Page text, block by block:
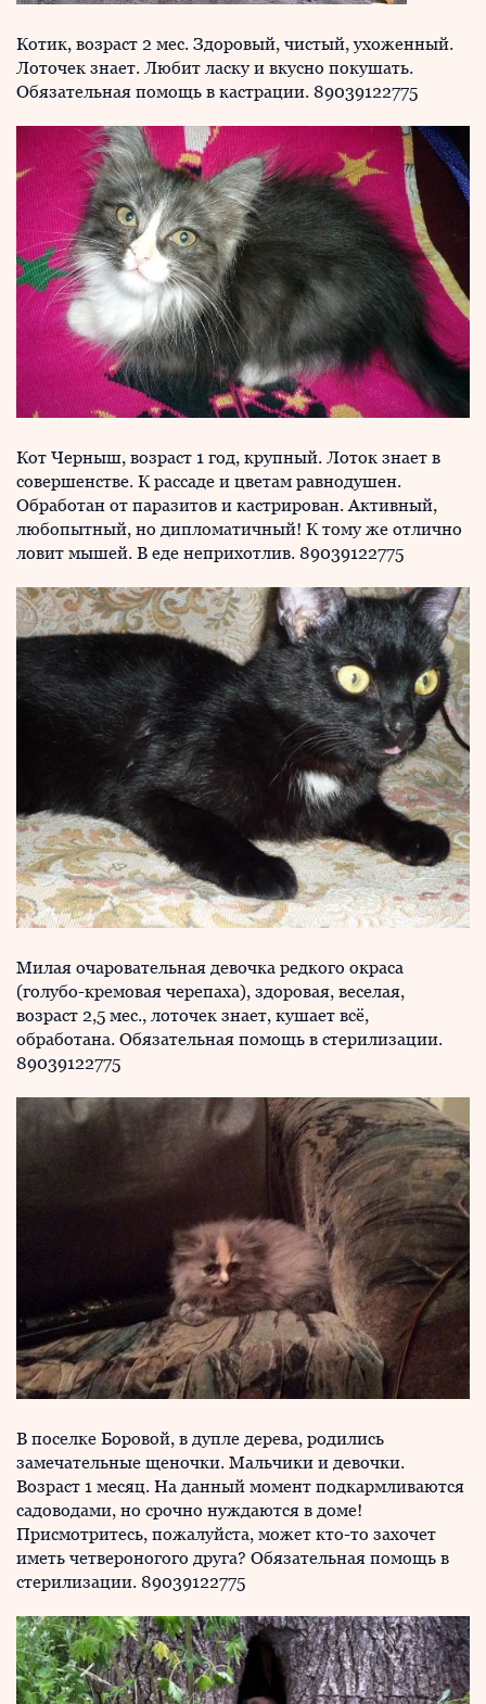
Котик, возраст 2 мес. Здоровый, чистый, ухоженный.
Лоточек знает. Любит ласку и вкусно покушать.
Обязательная помощь в кастрации. 89039122775
Кот Черныш, возраст 1 год, крупный. Лоток знает в
совершенстве. К рассаде и цветам равнодушен.
Обработан от паразитов и кастрирован. Активный,
любопытный, но дипломатичный! К тому же отлично
ловит мышей. В еде неприхотлив. 89039122775
Милая очаровательная девочка редкого окраса
(голубо-кремовая черепаха), здоровая, веселая,
возраст 2,5 мес., лоточек знает, кушает всё,
обработана. Обязательная помощь в стерилизации.
89039122775
В поселке Боровой, в дупле дерева, родились
замечательные щеночки. Мальчики и девочки.
Возраст 1 месяц. На данный момент подкармливаются
садоводами, но срочно нуждаются в доме!
Присмотритесь, пожалуйста, может кто-то захочет
иметь четвероногого друга? Обязательная помощь в
стерилизации. 89039122775